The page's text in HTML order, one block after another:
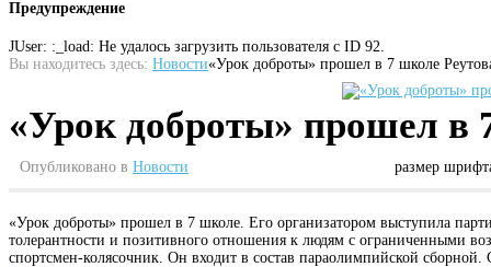
Предупреждение
JUser: :_load: Не удалось загрузить пользователя с ID 92.
Вы находитесь здесь: Новости«Урок доброты» прошел в 7 школе
«Урок доброты» прошел в
Опубликовано в Новости размер
«Урок доброты» прошел в 7 школе. Его организатором выступила
толерантности и позитивного отношения к людям с ограниченными
спортсмен-колясочник. Он входит в состав параолимпийской